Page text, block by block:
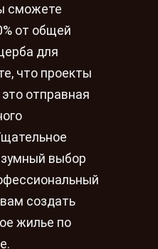
сможете
от общей
для
что проекты
отправная
выбор
создать
жилье по